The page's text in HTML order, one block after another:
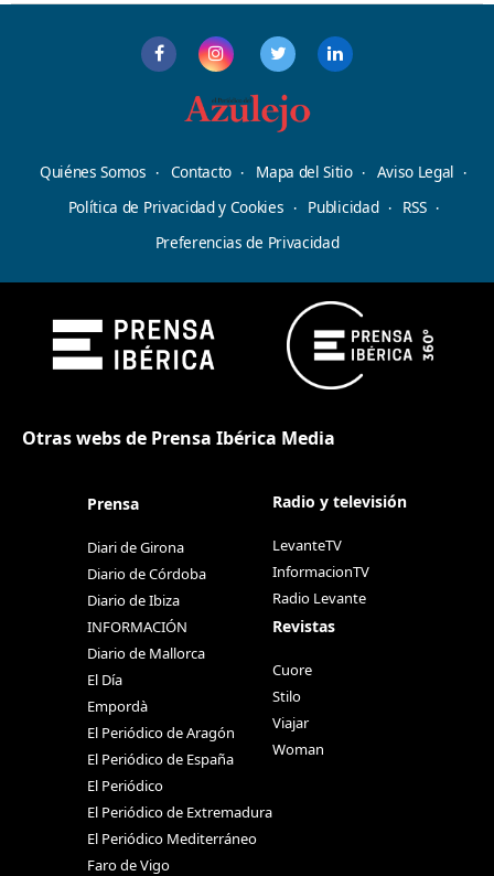
Quiénes Somos Contacto Mapa del Sitio
Aviso Legal
Política de Privacidad y Cookies
Publicidad
RSS
Preferencias de Privacidad
Otras webs de Prensa Ibérica Media
Prensa
Diari de Girona
Diario de Córdoba
Diario de Ibiza
INFORMACIÓN
Diario de Mallorca
El Día
Empordà
El Periódico de Aragón
El Periódico de España
El Periódico
El Periódico de Extremadura
El Periódico Mediterráneo
Faro de Vigo
Radio y televisión
LevanteTV
InformacionTV
Radio Levante
Revistas
Cuore
Stilo
Viajar
Woman